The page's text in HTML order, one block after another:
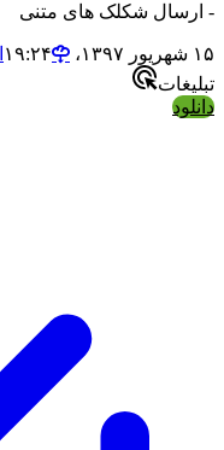
- ارسال شکلک های متنی
۱۵ شهریور ۱۳۹۷،‏ ۱۹:۲۴
تبلیغات
دانلود